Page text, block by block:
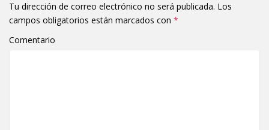
Tu dirección de correo electrónico no será publicada. Los
campos obligatorios están marcados con *
Comentario